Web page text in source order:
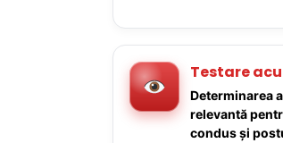
Testare
Determinarea
relevantă
condus și